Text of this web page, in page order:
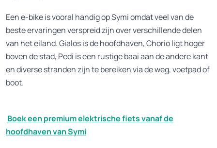
Een e-bike is vooral handig op Symi omdat veel van de
beste ervaringen verspreid zijn over verschillende delen
van het eiland. Gialos is de hoofdhaven, Chorio ligt hoger
boven de stad, Pedi is een rustige baai aan de andere kant
en diverse stranden zijn te bereiken via de weg, voetpad of
boot.
Boek een premium elektrische fiets vanaf de
hoofdhaven van Symi